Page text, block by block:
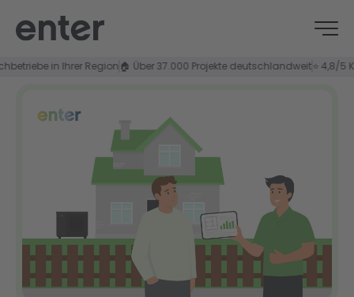
in Ihrer Region🏠 Über 37.000 Projekte deutschlandweit⭐ 4,8/5